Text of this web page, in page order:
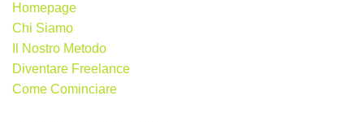
Homepage
Chi Siamo
Il Nostro Metodo
Diventare Freelance
Come Cominciare